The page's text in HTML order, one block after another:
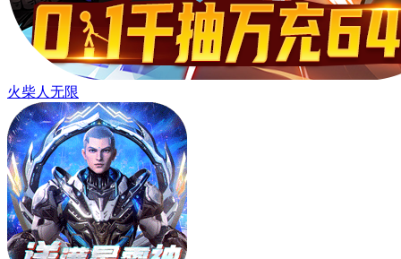
火柴人无限